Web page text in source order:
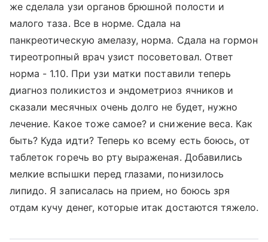
же сделала узи органов брюшной полости и
малого таза. Все в норме. Сдала на
панкреотическую амелазу, норма. Сдала на гормон
тиреотропный врач узист посоветовал. Ответ
норма - 1.10. При узи матки поставили теперь
диагноз поликистоз и эндометриоз ячников и
сказали месячных очень долго не будет, нужно
лечение. Какое тоже самое? и снижение веса. Как
быть? Куда идти? Теперь ко всему есть боюсь, от
таблеток горечь во рту выраженая. Добавились
мелкие вспышки перед глазами, понизилось
липидо. Я записалась на прием, но боюсь зря
отдам кучу денег, которые итак достаются тяжело.